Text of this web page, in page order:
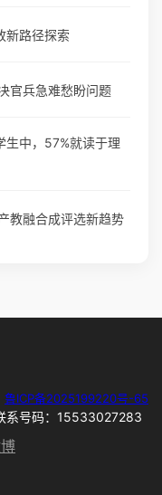
新路径探索
官兵急难愁盼问题
生中，57%就读于理
教融合成评选新趋势
鲁ICP备2025199220号-65
号码：15533027283